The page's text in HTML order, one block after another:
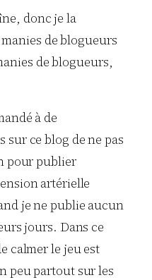
donc je la
de blogueurs
de blogueurs,
à de
sur ce blog de ne pas
pour publier
artérielle
je ne publie aucun
jours. Dans ce
calmer le jeu est
peu partout sur les